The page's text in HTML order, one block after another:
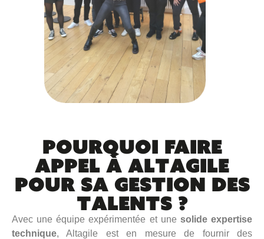
Onboarding
module de onboarding de l’ATS recrutement Softy.
Voir toutes les fonctionnalités
SKEELY
Pourquoi FAIRE
APPEL à Altagile
pour sa gestion des
talents ?
Avec une équipe expérimentée et une solide expertise
technique, Altagile est en mesure de fournir des